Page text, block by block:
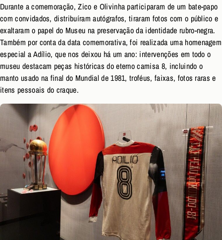
Durante a comemoração, Zico e Olivinha participaram de um bate-papo
com convidados, distribuíram autógrafos, tiraram fotos com o público e
exaltaram o papel do Museu na preservação da identidade rubro-negra.
Também por conta da data comemorativa, foi realizada uma homenagem
especial a Adílio, que nos deixou há um ano: intervenções em todo o
museu destacam peças históricas do eterno camisa 8, incluindo o
manto usado na final do Mundial de 1981, troféus, faixas, fotos raras e
itens pessoais do craque.